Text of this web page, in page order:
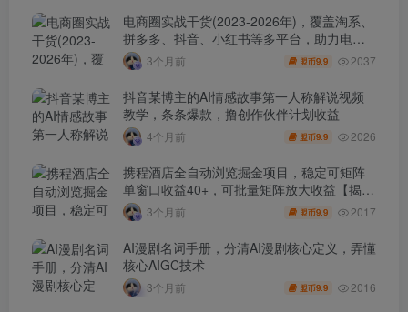
电商圈实战干货(2023-2026年)，覆盖淘系、
拼多多、抖音、小红书等多平台，助力电商
人避开坑、提效率、稳盈利(更新4月)
3个月前 盟币9.9 2037
抖音某博主的AI情感故事第一人称解说视频
教学，条条爆款，撸创作伙伴计划收益
4个月前 盟币9.9 2026
携程酒店全自动浏览掘金项目，稳定可矩阵
单窗口收益40+，可批量矩阵放大收益【揭
秘】3个月前 盟币9.9 2017
AI漫剧名词手册，分清AI漫剧核心定义，弄懂
核心AIGC技术
3个月前 盟币9.9 2016